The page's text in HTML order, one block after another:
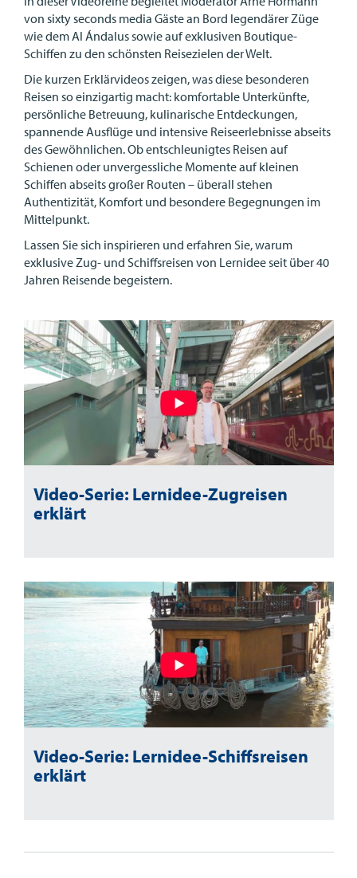
von sixty seconds media Gäste an Bord legendärer Züge
wie dem Al Ándalus sowie auf exklusiven Boutique-
Schiffen zu den schönsten Reisezielen der Welt.
Die kurzen Erklärvideos zeigen, was diese besonderen
Reisen so einzigartig macht: komfortable Unterkünfte,
persönliche Betreuung, kulinarische Entdeckungen,
spannende Ausflüge und intensive Reiseerlebnisse abseits
des Gewöhnlichen. Ob entschleunigtes Reisen auf
Schienen oder unvergessliche Momente auf kleinen
Schiffen abseits großer Routen – überall stehen
Authentizität, Komfort und besondere Begegnungen im
Mittelpunkt.
Lassen Sie sich inspirieren und erfahren Sie, warum
exklusive Zug- und Schiffsreisen von Lernidee seit über 40
Jahren Reisende begeistern.
Video-Serie: Lernidee-Zugreisen
erklärt
Video-Serie: Lernidee-Schiffsreisen
erklärt